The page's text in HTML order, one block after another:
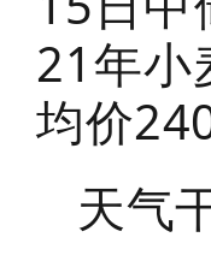
21年小
均价
天气